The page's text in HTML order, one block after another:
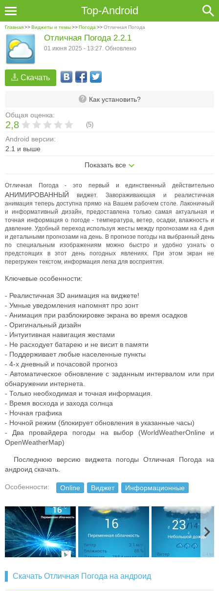
Top-Android
Главная>>Виджеты и темы>>Погода >>Отличная Погода
Скачать
Как установить?
Общая оценка:
2,8 (5)
Android версии:
2.1 и выше
Показать все
Отличная Погода 2.2.1
01 июня 2025 - 13:27. Обновлено
Отличная Погода - это первый и единственный действительно
АНИМИРОВАННЫЙ виджет. Завораживающая и реалистичная
анимация теперь доступна прямо на Вашем рабочем столе. Лаконичный
и информативный дизайн, предоставлена только самая актуальная и
точная информация о погоде - температура, ветер, осадки, влажность и
давление. Удобный переход используя жесты между прогнозами на 4 дня
и детальными прогнозами на день. В прогнозе погоды на выбранный день
по специальным изображениям можно быстро и удобно узнать о
предстоящих в этот день погодных явлениях. При этом экран не
перегружен текстом, информация легка для восприятия.
Ключевые особенности:
- Реалистичная 3D анимация на виджете!
- Умные уведомления напомнят про зонт
- Анимация при разблокировке экрана во время осадков
- Оригинальный дизайн
- Интуитивная навигация жестами
- Не расходует батарею и не висит в памяти
- Поддерживает любые населенные пункты
- 4-х дневный и почасовой прогноз
- Автоматическое обновление с заданным интервалом или при
обнаружении интернета.
- Только необходимая и точная информация.
- Время восхода и захода солнца
- Ночная графика
- Ночной режим (блокирует обновления в указанные часы)
- Два провайдера погоды на выбор (WorldWeatherOnline и
OpenWeatherMap)
Последнюю версию виджета погоды Отличная Погода на
андроид скачать.
Особенности: Online Виджет Информационные
Скачать Отличная Погода на андроид